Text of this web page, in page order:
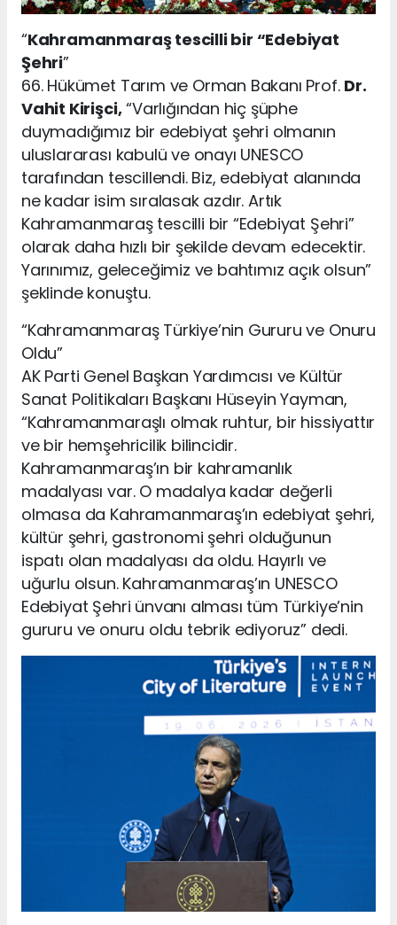
“Kahramanmaraş tescilli bir “Edebiyat
Şehri”
66. Hükümet Tarım ve Orman Bakanı Prof. Dr.
Vahit Kirişci,“Varlığından hiç şüphe
duymadığımız bir edebiyat şehri olmanın
uluslararası kabulü ve onayı UNESCO
tarafından tescillendi. Biz, edebiyat alanında
ne kadar isim sıralasak azdır. Artık
Kahramanmaraş tescilli bir “Edebiyat Şehri”
olarak daha hızlı bir şekilde devam edecektir.
Yarınımız, geleceğimiz ve bahtımız açık olsun”
şeklinde konuştu.
“Kahramanmaraş Türkiye’nin Gururu ve Onuru
Oldu”
AK Parti Genel Başkan Yardımcısı ve Kültür
Sanat Politikaları Başkanı Hüseyin Yayman,
“Kahramanmaraşlı olmak ruhtur, bir hissiyattır
ve bir hemşehricilik bilincidir.
Kahramanmaraş’ın bir kahramanlık
madalyası var. O madalya kadar değerli
olmasa da Kahramanmaraş’ın edebiyat şehri,
kültür şehri, gastronomi şehri olduğunun
ispatı olan madalyası da oldu. Hayırlı ve
uğurlu olsun. Kahramanmaraş’ın UNESCO
Edebiyat Şehri ünvanı alması tüm Türkiye’nin
gururu ve onuru oldu tebrik ediyoruz” dedi.